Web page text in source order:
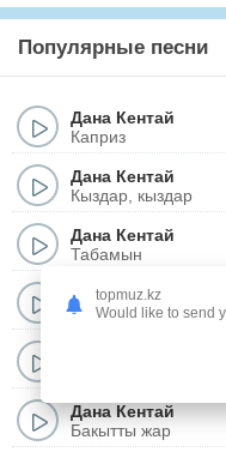
Популярные песни
Дана Кентай
Каприз
Дана Кентай
Кыздар, кыздар
Дана Кентай
Табамын
Дана Кентай
Елим менин
Дана Кентай
Бакытты жар
topmuz.kz
Would like to send